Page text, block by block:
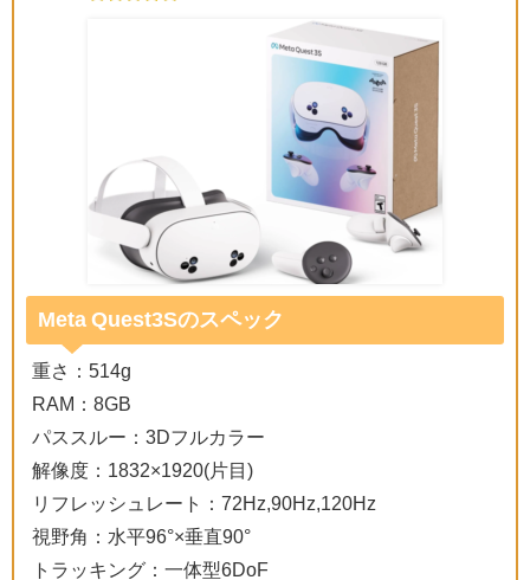
Meta Quest3Sのスペック
重さ：514g
RAM：8GB
パススルー：3Dフルカラー
解像度：1832×1920(片目)
リフレッシュレート：72Hz,90Hz,120Hz
視野角：水平96°×垂直90°
トラッキング：一体型6DoF